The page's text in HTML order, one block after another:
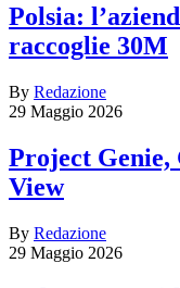
Polsia:
raccoglie 30M
By Redazione
29 Maggio 2026
Project Genie,
View
By Redazione
29 Maggio 2026